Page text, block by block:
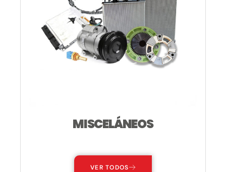
MISCELÁNEOS
VER TODOS